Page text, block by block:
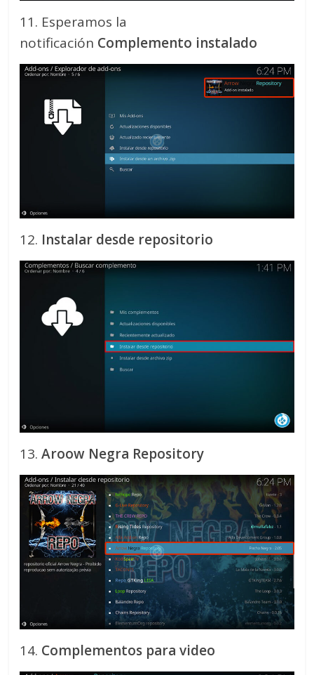
11. Esperamos la
notificación Complemento instalado
12. Instalar desde repositorio
13. Aroow Negra Repository
14. Complementos para video